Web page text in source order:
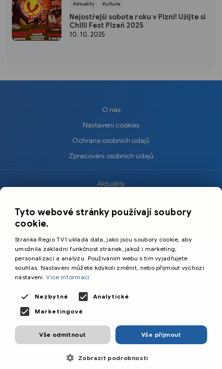
Aktuality Kultura
Nejostřejší sobota roku v Plzni! Užijte si
Chilli Fest Plzeň 2025
10. 10. 2025
O nás
Nastavení cookies
Ochrana osobních údajů
Zpracování osobních údajů
Aktuality
Sport
Cestování
©️
Primetime Media s.r.o.
Tyto webové stránky používají soubory
cookie.
Stránka Regio TV1 ukládá data, jako jsou soubory cookie, aby
umožnila základní funkčnost stránek, jakož i marketing,
personalizaci a analýzu. Používáním webu s tím vyjadřujete
souhlas. Nastavení můžete kdykoli změnit, nebo přijmout výchozí
nastavení.Více informací
Nezbytné
Analytické
Marketingové
Vše přijmout
Vše odmítnout
Zobrazit podrobnosti